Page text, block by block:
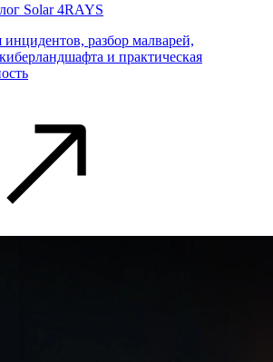
Solar 4RAYS
инцидентов, разбор малварей,
и практическая